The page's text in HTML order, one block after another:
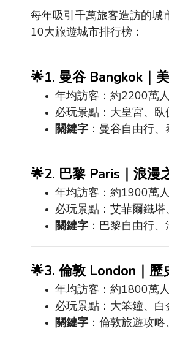
每年吸引千萬旅客造訪的城
10大旅遊城市排行榜：
🌟1. 曼谷Bangkok ｜
年均訪客：約2200萬
必玩景點：大皇宮、臥
關鍵字 ：曼谷自由行
🌟2. 巴黎 Paris ｜浪漫
年均訪客：約1900萬
必玩景點：艾菲爾鐵
關鍵字 ：巴黎自由行
🌟3.倫敦London ｜
年均訪客：約1800萬
必玩景點：大笨鐘、
關鍵字 ：倫敦旅遊攻